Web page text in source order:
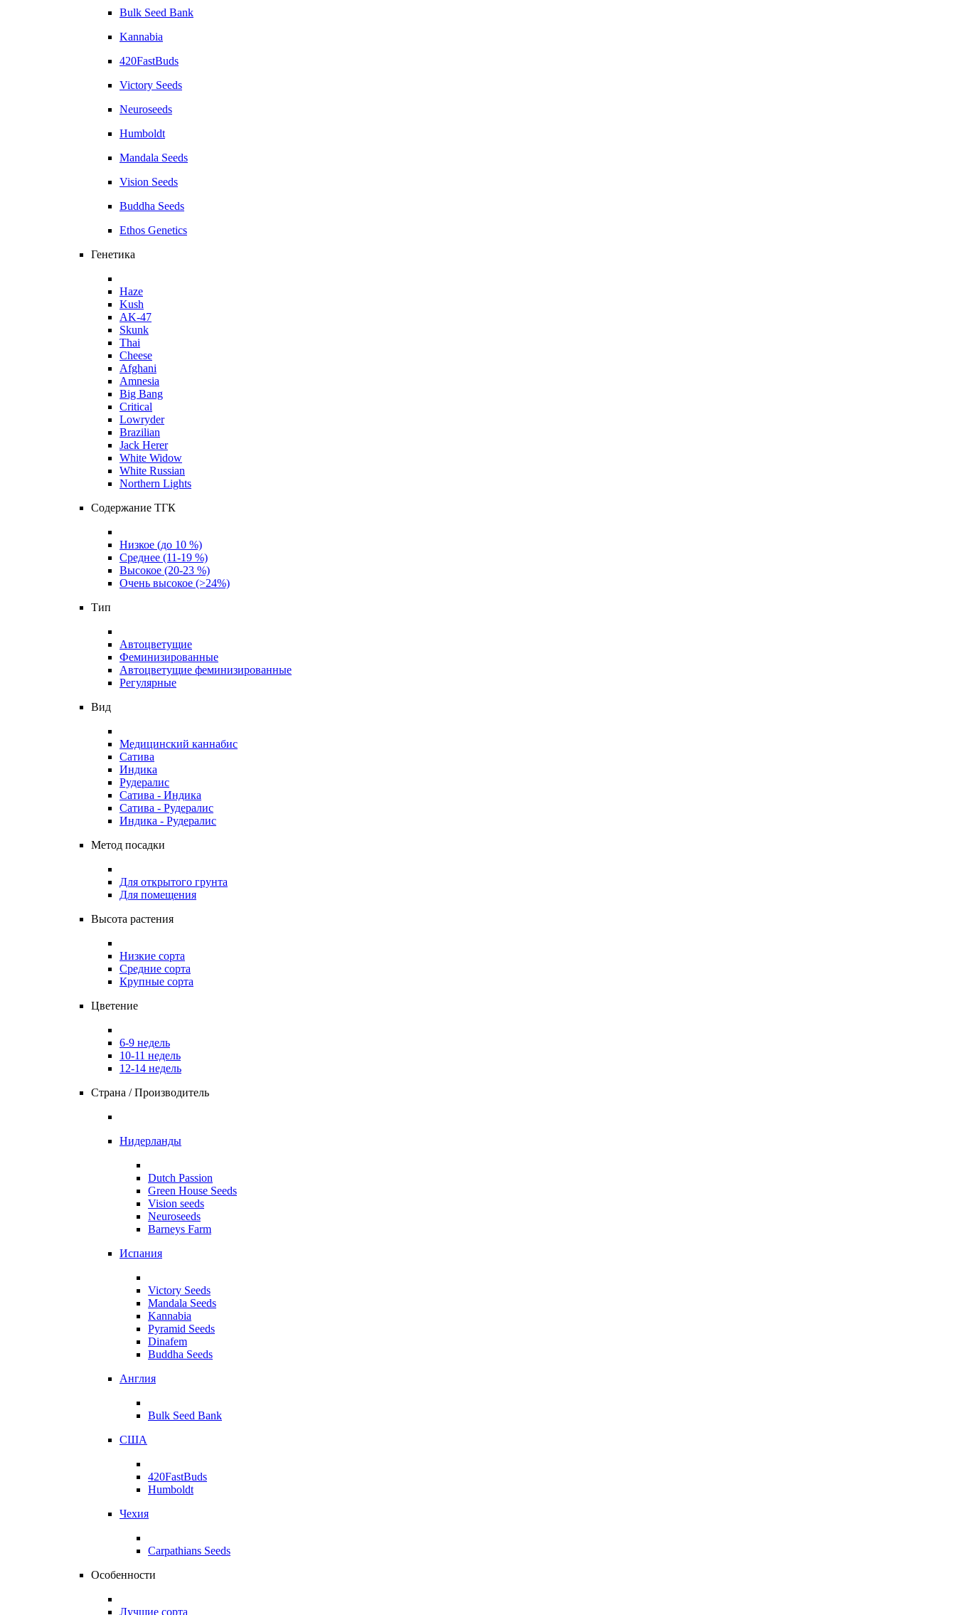
Bulk Seed Bank
Kannabia
420FastBuds
Victory Seeds
Neuroseeds
Humboldt
Mandala Seeds
Vision Seeds
Buddha Seeds
Ethos Genetics
Генетика
Haze
Kush
AK-47
Skunk
Thai
Cheese
Afghani
Amnesia
Big Bang
Critical
Lowryder
Brazilian
Jack Herer
White Widow
White Russian
Northern Lights
Содержание ТГК
Низкое (до 10 %)
Среднее (11-19 %)
Высокое (20-23 %)
Очень высокое (>24%)
Тип
Автоцветущие
Феминизированные
Автоцветущие феминизированные
Регулярные
Вид
Медицинский каннабис
Сатива
Индика
Рудералис
Сатива - Индика
Сатива - Рудералис
Индика - Рудералис
Метод посадки
Для открытого грунта
Для помещения
Высота растения
Низкие сорта
Средние сорта
Крупные сорта
Цветение
6-9 недель
10-11 недель
12-14 недель
Страна / Производитель
Нидерланды
Dutch Passion
Green House Seeds
Vision seeds
Neuroseeds
Barneys Farm
Испания
Victory Seeds
Mandala Seeds
Kannabia
Pyramid Seeds
Dinafem
Buddha Seeds
Англия
Bulk Seed Bank
США
420FastBuds
Humboldt
Чехия
Carpathians Seeds
Особенности
Лучшие сорта